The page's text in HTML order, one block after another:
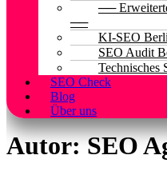
──
──
KI-SEO
SEO Audit
Technisches
SEO Check
Blog
Über uns
Autor:SEO